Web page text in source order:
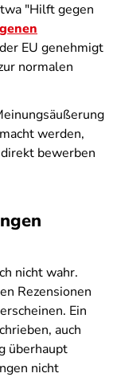
"Hilft gegen
EU genehmigt
normalen
werden,
bewerben
nicht wahr.
Rezensionen
Ein
auch
überhaupt
nicht